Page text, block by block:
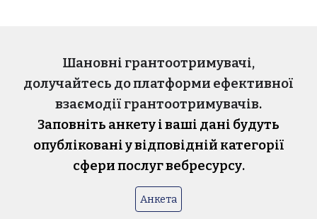
Шановні грантоотримувачі,
долучайтесь до платформи ефективної
взаємодії грантоотримувачів.
Заповніть анкетуіваші дані будуть
опубліковані у відповідній категорії
сфери послуг вебресурсу.
Анкета